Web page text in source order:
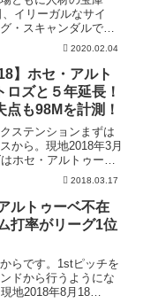
イリーガルなサイ
・スキャンダルでGM
2020.02.04
】ホセ・アルト
ロズと５年延長！
点も98Mを計測！
ステンションまずは
から。現地2018年3月
ホセ・アルトゥーベ
2018.03.17
ルトゥーベ不在
打率がリーグ1位
らです。1stピッチを
ドから行うようにな
地2018年8月18